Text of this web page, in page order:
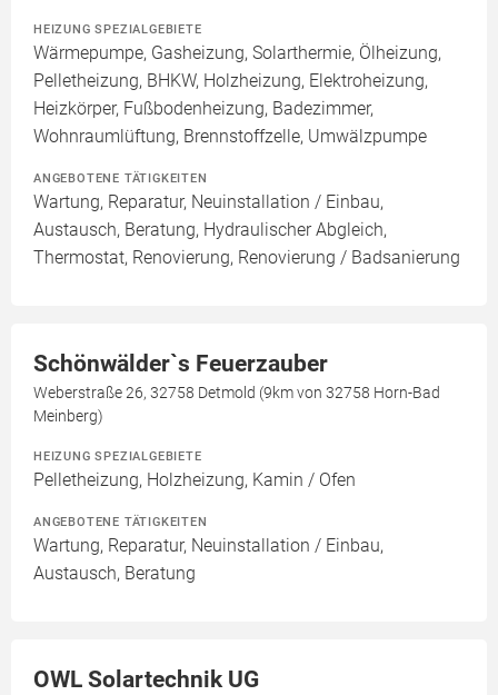
HEIZUNG SPEZIALGEBIETE
Wärmepumpe, Gasheizung, Solarthermie, Ölheizung,
Pelletheizung, BHKW, Holzheizung, Elektroheizung,
Heizkörper, Fußbodenheizung, Badezimmer,
Wohnraumlüftung, Brennstoffzelle, Umwälzpumpe
ANGEBOTENE TÄTIGKEITEN
Wartung, Reparatur, Neuinstallation / Einbau,
Austausch, Beratung, Hydraulischer Abgleich,
Thermostat, Renovierung, Renovierung / Badsanierung
Schönwälder`s Feuerzauber
Weberstraße 26, 32758 Detmold (9km von 32758 Horn-Bad
Meinberg)
HEIZUNG SPEZIALGEBIETE
Pelletheizung, Holzheizung, Kamin / Ofen
ANGEBOTENE TÄTIGKEITEN
Wartung, Reparatur, Neuinstallation / Einbau,
Austausch, Beratung
OWL Solartechnik UG